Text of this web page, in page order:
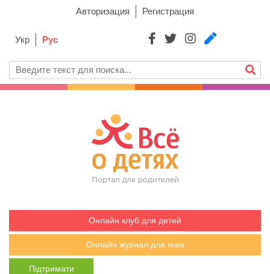
Авторизация Регистрация
Укр Рус
Онлайн клуб для детей
Онлайн журнал для мам
Підтримати